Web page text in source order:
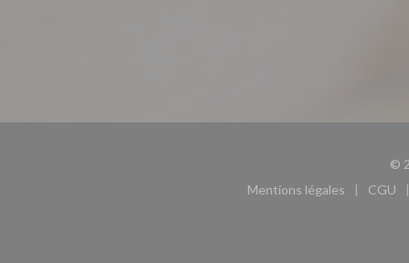
©
Mentions légales
((ouvre une
CGU